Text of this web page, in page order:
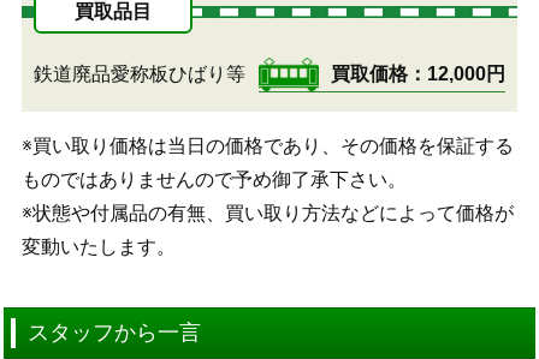
買取品目
鉄道廃品愛称板ひばり等 買取価格 12,000円
※買い取り価格は当日の価格であり、その価格を保証する
ものではありませんので予め御了承下さい。
※状態や付属品の有無、買い取り方法などによって価格が
変動いたします。
スタッフから一言